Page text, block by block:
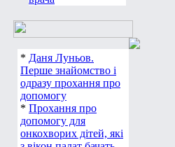
* Даня Луньов.
Перше знайомство і
одразу прохання про
допомогу
* Прохання про
допомогу для
онкохворих дітей, які